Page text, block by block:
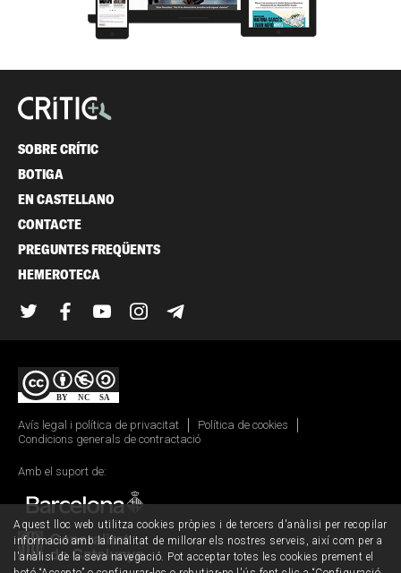
SOBRE CRÍTIC
BOTIGA
EN CASTELLANO
CONTACTE
PREGUNTES FREQÜENTS
HEMEROTECA
TwitterFacebook
YouTubeInstagram
Avís legal i política de privacitat
Política de cookies
Condicions generals de contractació
Amb el suport de:
Aquest lloc web utilitza cookies pròpies i de tercers d'anàlisi per recopilar
informació amb la finalitat de millorar els nostres serveis, així com per a
l'anàlisi de la seva navegació. Pot acceptar totes les cookies prement el